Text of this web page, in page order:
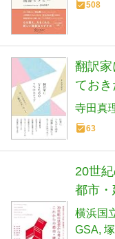
508
翻訳
てお
寺田真
63
20世
都市・
横浜国
GSA